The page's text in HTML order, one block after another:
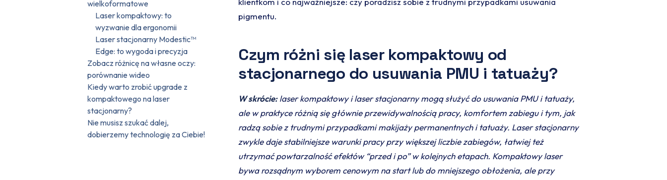
wielkoformatowe
Laser kompaktowy: to
wyzwanie dla ergonomii
Laser stacjonarny Modestic™
Edge: to wygoda i precyzja
Zobacz różnicę na własne oczy:
porównanie wideo
Kiedy warto zrobić upgrade z
kompaktowego na laser
stacjonarny?
Nie musisz szukać dalej,
dobierzemy technologię za Ciebie!
pigmentu.
Czym różni się laser kompaktowy od
stacjonarnego do usuwania PMU i tatuaży?
W skrócie:laser kompaktowy i laser stacjonarny mogą służyć do usuwania PMU i tatuaży,
ale w praktyce różnią się głównie przewidywalnością pracy, komfortem zabiegu i tym, jak
radzą sobie z trudnymi przypadkami makijaży permanentnych i tatuaży. Laser stacjonarny
zwykle daje stabilniejsze warunki pracy przy większej liczbie zabiegów, łatwiej też
utrzymać powtarzalność efektów “przed i po” w kolejnych etapach. Kompaktowy laser
bywa rozsądnym wyborem cenowym na start lub do mniejszego obłożenia, ale przy